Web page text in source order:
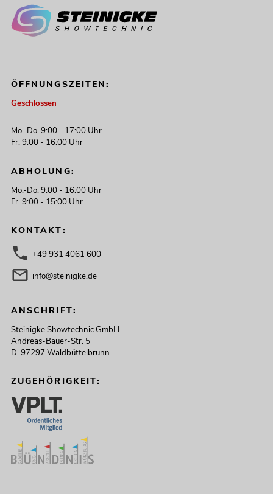
ÖFFNUNGSZEITEN:
Geschlossen
Mo.-Do. 9:00 - 17:00 Uhr
Fr. 9:00 - 16:00 Uhr
ABHOLUNG:
Mo.-Do. 9:00 - 16:00 Uhr
Fr. 9:00 - 15:00 Uhr
KONTAKT:
+49 931 4061 600
info@steinigke.de
ANSCHRIFT:
Steinigke Showtechnic GmbH
Andreas-Bauer-Str. 5
D-97297 Waldbüttelbrunn
ZUGEHÖRIGKEIT: